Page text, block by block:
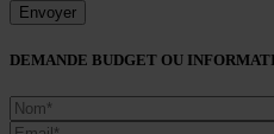
DEMANDE BUDGET OU